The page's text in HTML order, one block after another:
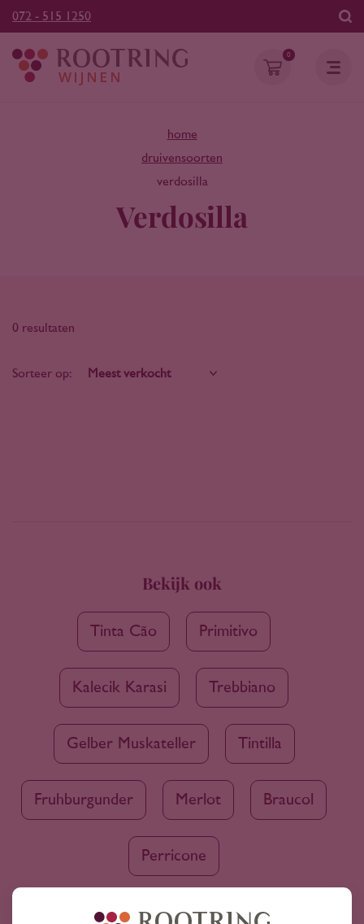
072 - 515 1250
0
home
druivensoorten
verdosilla
Verdosilla
0 resultaten
Sorteer op:
Bekijk ook
Tinta Cão Primitivo
Kalecik Karasi Trebbiano
Gelber Muskateller Tintilla
Fruhburgunder Merlot Braucol
Perricone